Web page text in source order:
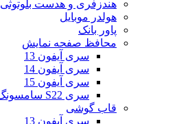
هندزفری و هدست بلوتوثی
هولدر موبایل
پاور بانک
محافظ صفحه نمایش
سری آیفون 13
سری آیفون 14
سری آیفون 15
سری S22 سامسونگ
قاب گوشی
سری آیفون 13